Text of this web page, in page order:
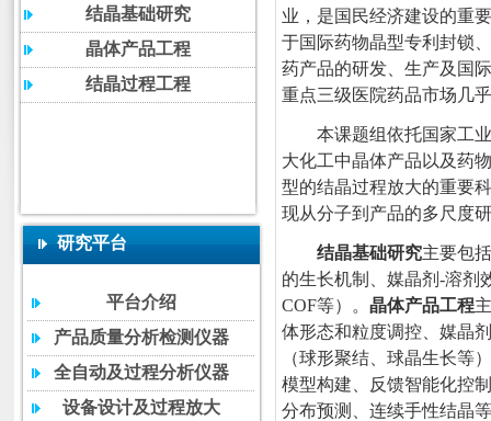
结晶基础研究
晶体产品工程
结晶过程工程
业，是国民经济建设的重
于国际药物晶型专利封锁
药产品的研发、生产及国
重点三级医院药品市场几
本课题组依托国家工
大化工中晶体产品以及药
型的结晶过程放大的重要
现从分子到产品的多尺度
结晶基础研究主要包
的生长机制、媒晶剂 -溶剂
COF等）。 晶体产品工程
体形态和粒度调控、媒晶
（球形聚结、球晶生长等
模型构建、反馈智能化控
分布预测、连续手性结晶
研究平台
平台介绍
产品质量分析检测仪器
全自动及过程分析仪器
设备设计及过程放大